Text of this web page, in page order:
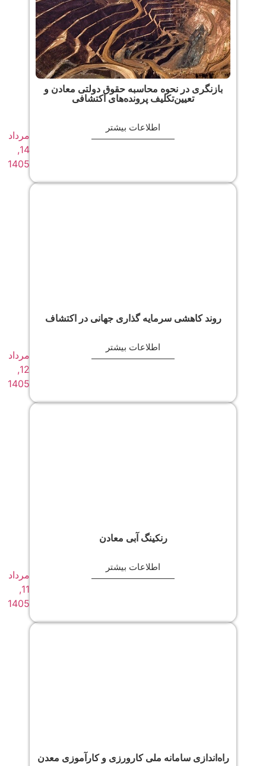
بازنگری در نحوه محاسبه حقوق دولتی معادن و
تعیین‌تکلیف پرونده‌های اکتشافی
اطلاعات بیشتر
مرداد
14,
1405
روند کاهشی سرمایه گذاری جهانی در اکتشاف
اطلاعات بیشتر
مرداد
12,
1405
رنکینگ آبی معادن
اطلاعات بیشتر
مرداد
11,
1405
راه‌اندازی سامانه ملی کارورزی و کارآموزی معدن